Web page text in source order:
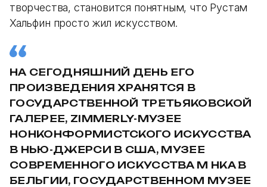
творчества, становится понятным, что Рустам
Хальфин просто жил искусством.
НА СЕГОДНЯШНИЙ ДЕНЬ ЕГО
ПРОИЗВЕДЕНИЯ ХРАНЯТСЯ В
ГОСУДАРСТВЕННОЙ ТРЕТЬЯКОВСКОЙ
ГАЛЕРЕЕ, ZIMMERLY-МУЗЕЕ
НОНКОНФОРМИСТСКОГО ИСКУССТВА
В НЬЮ-ДЖЕРСИ В США, МУЗЕЕ
СОВРЕМЕННОГО ИСКУССТВА M HKA В
БЕЛЬГИИ, ГОСУДАРСТВЕННОМ МУЗЕЕ